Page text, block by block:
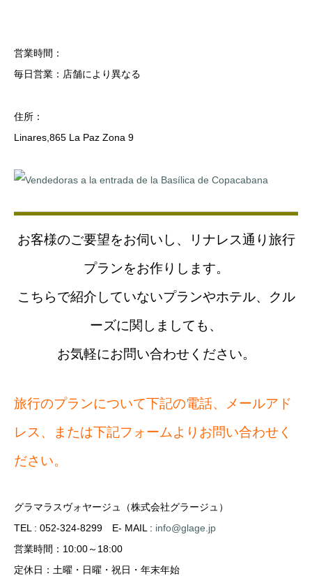
営業時間：
毎日営業：店舗により異なる
住所：
Linares,865 La Paz Zona 9
お客様のご要望をお伺いし、リナレス通り旅行
プランをお作りします。
こちらで紹介していないプランやホテル、クル
ーズに関しましても、
お気軽にお問い合わせください。
旅行のプランについて下記の電話、メールアド
レス、または下記フォームよりお問い合わせく
ださい。
グラマラスヴォヤージュ（株式会社グラージュ）
TEL : 052-324-8299 E- MAIL : info@glage.jp
営業時間：10:00～18:00
定休日：土曜・日曜・祝日・年末年始